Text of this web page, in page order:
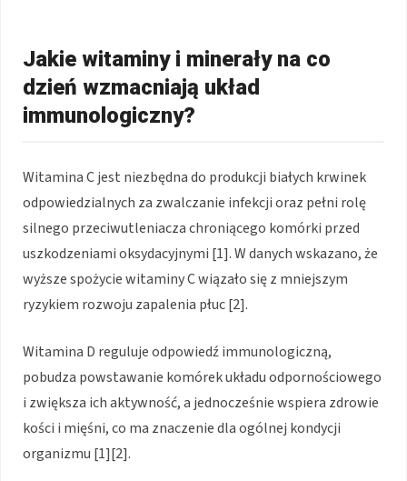
Jakie witaminy i minerały na co
dzień wzmacniają układ
immunologiczny?
Witamina C jest niezbędna do produkcji białych krwinek
odpowiedzialnych za zwalczanie infekcji oraz pełni rolę
silnego przeciwutleniacza chroniącego komórki przed
uszkodzeniami oksydacyjnymi [1]. W danych wskazano, że
wyższe spożycie witaminy C wiązało się z mniejszym
ryzykiem rozwoju zapalenia płuc [2].
Witamina D reguluje odpowiedź immunologiczną,
pobudza powstawanie komórek układu odpornościowego
i zwiększa ich aktywność, a jednocześnie wspiera zdrowie
kości i mięśni, co ma znaczenie dla ogólnej kondycji
organizmu [1][2].